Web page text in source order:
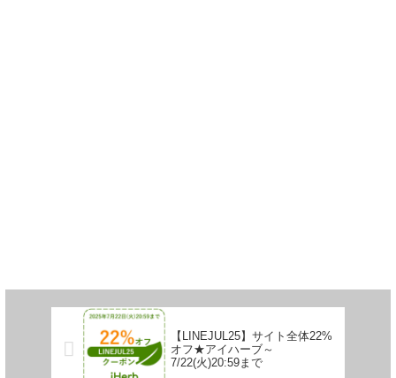
【LINEJUL25】サイト全体22%
オフ★アイハーブ～
7/22(火)20:59まで